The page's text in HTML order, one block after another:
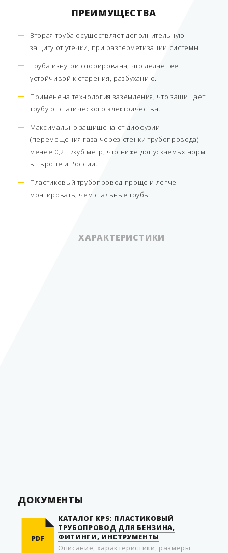
ПРЕИМУЩЕСТВА
Вторая труба осуществляет дополнительную
защиту от утечки, при разгерметизации системы.
Труба изнутри фторирована, что делает ее
устойчивой к старения, разбуханию.
Применена технология заземления, что защищает
трубу от статического электричества.
Максимально защищена от диффузии
(перемещения газа через стенки трубопровода) -
менее 0,2 г /куб.метр, что ниже допускаемых норм
в Европе и России.
Пластиковый трубопровод проще и легче
монтировать, чем стальные трубы.
ХАРАКТЕРИСТИКИ
ДОКУМЕНТЫ
PDF
КАТАЛОГ KPS: ПЛАСТИКОВЫЙ
ТРУБОПРОВОД ДЛЯ БЕНЗИНА,
ФИТИНГИ, ИНСТРУМЕНТЫ
Описание, характеристики, размеры